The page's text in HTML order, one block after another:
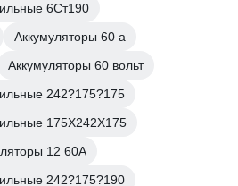
6Ст190
Аккумуляторы 60 а
Аккумуляторы 60 вольт
242?175?175
175Х242Х175
12 60А
242?175?190